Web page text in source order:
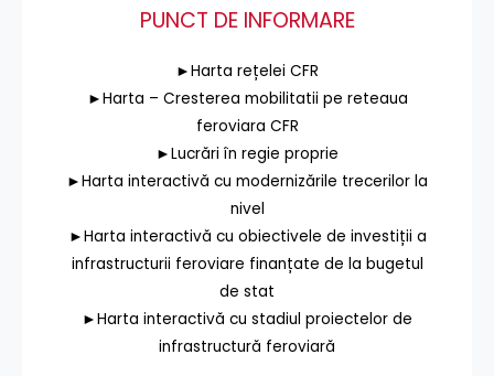
PUNCT DE INFORMARE
►Harta rețelei CFR
►Harta – Cresterea mobilitatii pe reteaua
feroviara CFR
►Lucrări în regie proprie
►Harta interactivă cu modernizările trecerilor la
nivel
►Harta interactivă cu obiectivele de investiții a
infrastructurii feroviare finanțate de la bugetul
de stat
►Harta interactivă cu stadiul proiectelor de
infrastructură feroviară